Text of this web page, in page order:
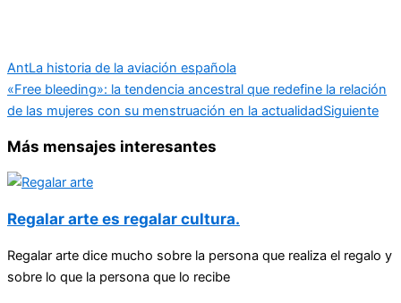
AntLa historia de la aviación española
«Free bleeding»: la tendencia ancestral que redefine la relación
de las mujeres con su menstruación en la actualidadSiguiente
Más mensajes interesantes
Regalar arte es regalar cultura.
Regalar arte dice mucho sobre la persona que realiza el regalo y
sobre lo que la persona que lo recibe